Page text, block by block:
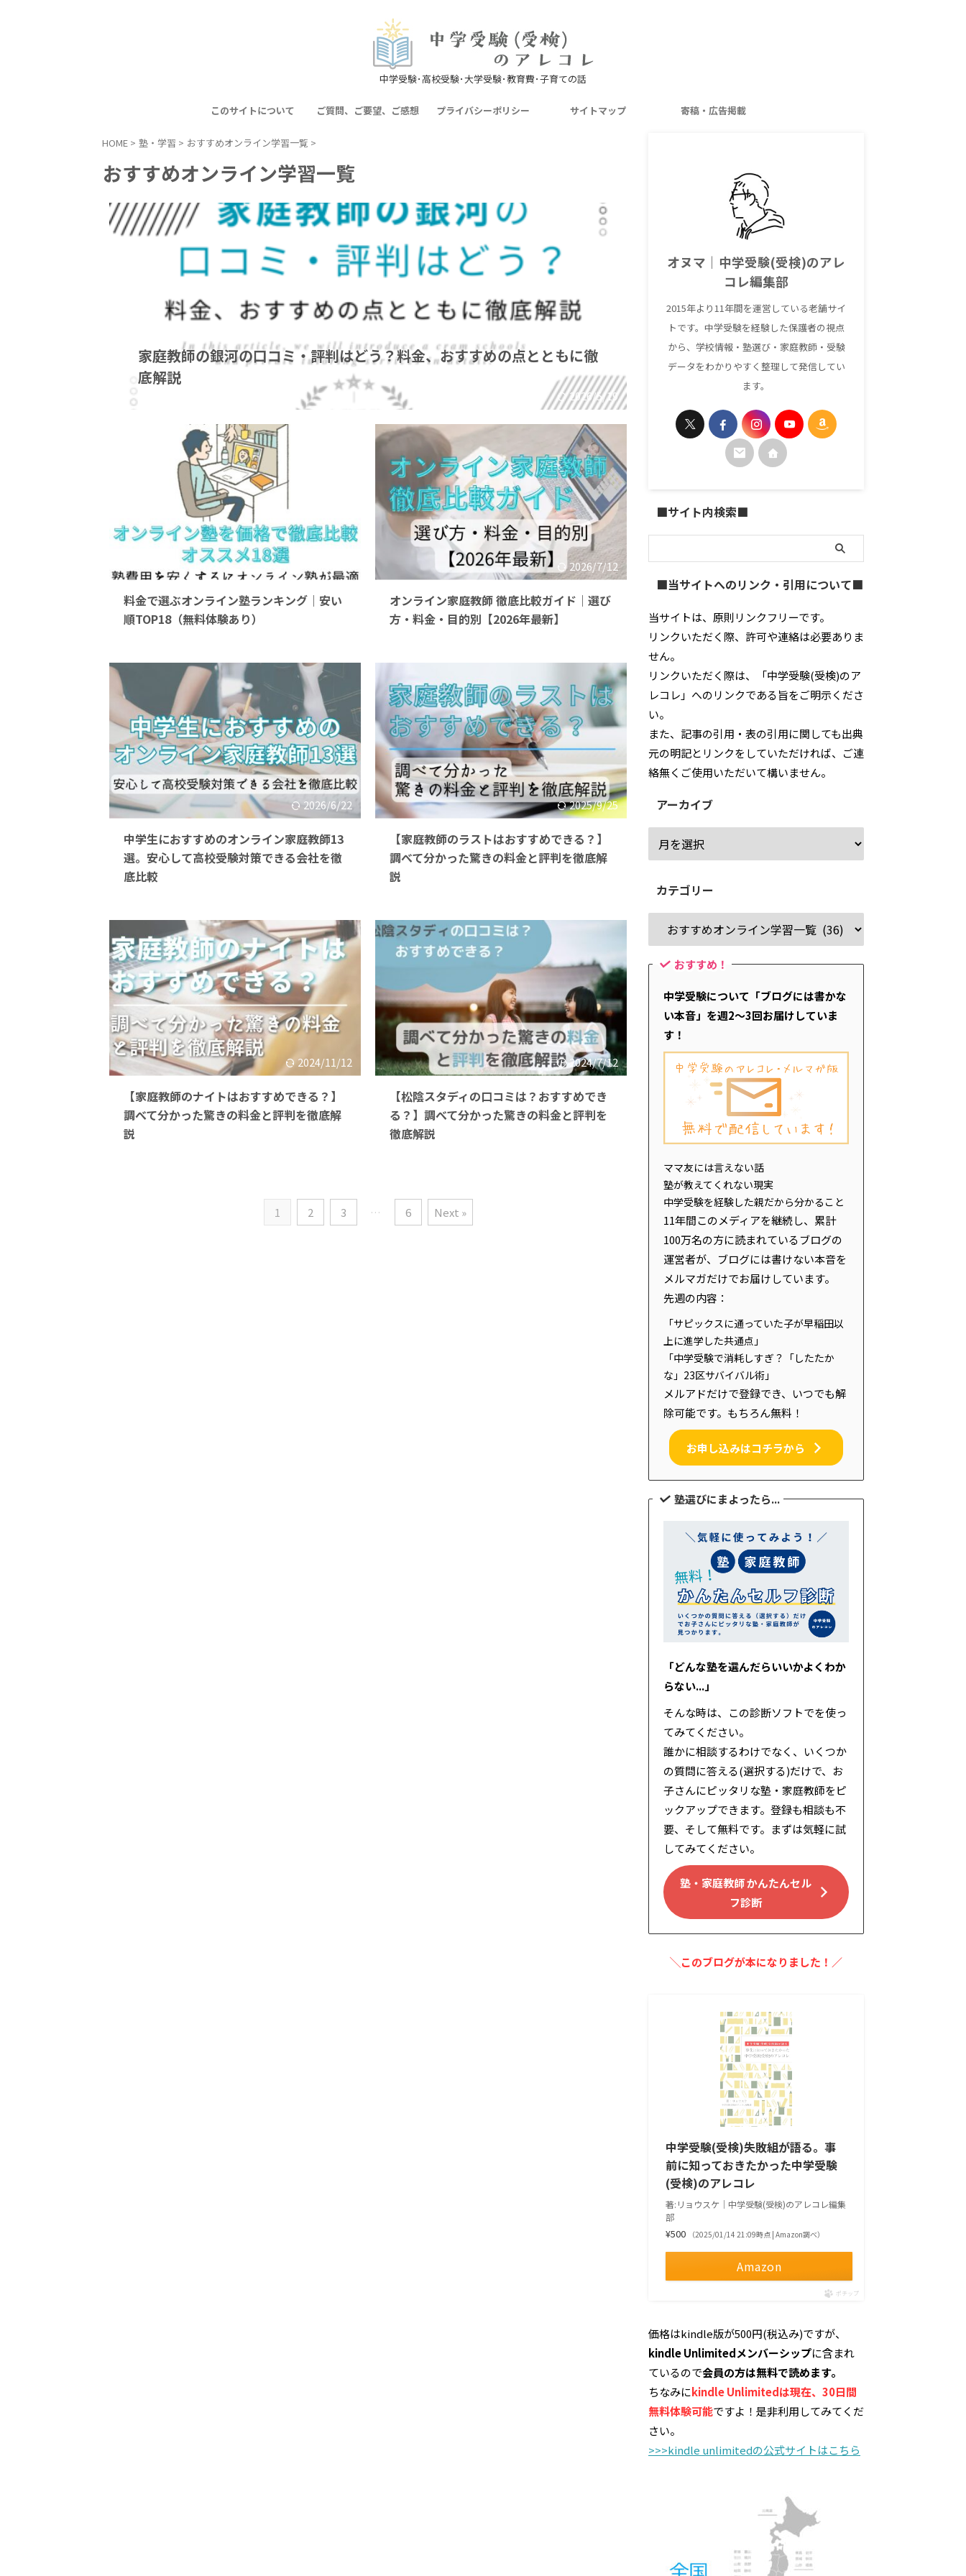
中学受験･高校受験･大学受験･教育費･子育ての話
このサイトについて ご質問、ご要望、ご感想 プライバシーポリシー サイトマップ 寄稿・広告掲載
HOME > 塾・学習 > おすすめオンライン学習一覧 >
おすすめオンライン学習一覧
2026/5/19
家庭教師の銀河の口コミ・評判はどう？料金、おすすめの点とともに徹
底解説
料金で選ぶオンライン塾ランキング｜安い
順TOP18（無料体験あり）
2026/7/12
オンライン家庭教師 徹底比較ガイド｜選び
方・料金・目的別【2026年最新】
2026/6/22
中学生におすすめのオンライン家庭教師13
選。安心して高校受験対策できる会社を徹
底比較
2025/9/25
【家庭教師のラストはおすすめできる？】
調べて分かった驚きの料金と評判を徹底解
説
2024/11/12
【家庭教師のナイトはおすすめできる？】
調べて分かった驚きの料金と評判を徹底解
説
2024/7/12
【松陰スタディの口コミは？おすすめでき
る？】調べて分かった驚きの料金と評判を
徹底解説
1 2 3 … 6 Next »
オヌマ｜中学受験(受検)のアレ
コレ編集部
2015年より11年間を運営している老舗サイ
トです。中学受験を経験した保護者の視点
から、学校情報・塾選び・家庭教師・受験
データをわかりやすく整理して発信してい
ます。
■サイト内検索■
■当サイトへのリンク・引用について■
当サイトは、原則リンクフリーです。
リンクいただく際、許可や連絡は必要ありま
せん。
リンクいただく際は、「中学受験(受検)のア
レコレ」へのリンクである旨をご明示くださ
い。
また、記事の引用・表の引用に関しても出典
元の明記とリンクをしていただければ、ご連
絡無くご使用いただいて構いません。
アーカイブ
カテゴリー
おすすめ！
中学受験について「ブログには書かな
い本音」を週2～3回お届けしていま
す！
ママ友には言えない話
塾が教えてくれない現実
中学受験を経験した親だから分かること
11年間このメディアを継続し、累計
100万名の方に読まれているブログの
運営者が、ブログには書けない本音を
メルマガだけでお届けしています。
先週の内容：
「サピックスに通っていた子が早稲田以
上に進学した共通点」
「中学受験で消耗しすぎ？「したたか
な」23区サバイバル術」
メルアドだけで登録でき、いつでも解
除可能です。もちろん無料！
お申し込みはコチラから
塾選びにまよったら...
「どんな塾を選んだらいいかよくわか
らない...」
そんな時は、この診断ソフトでを使っ
てみてください。
誰かに相談するわけでなく、いくつか
の質問に答える(選択する)だけで、お
子さんにピッタリな塾・家庭教師をピ
ックアップできます。登録も相談も不
要、そして無料です。まずは気軽に試
してみてください。
塾・家庭教師 かんたんセル
フ診断
╲このブログが本になりました！／
中学受験(受検)失敗組が語る。事
前に知っておきたかった中学受験
(受検)のアレコレ
著:リョウスケ｜中学受験(受検)のアレコレ編集
部
¥500 （2025/01/14 21:09時点 | Amazon調べ）
Amazon
ポチップ
価格はkindle版が500円(税込み)ですが、
kindle Unlimitedメンバーシップに含まれ
ているので会員の方は無料で読めます。
ちなみにkindle Unlimitedは現在、30日間
無料体験可能ですよ！是非利用してみてくだ
さい。
>>>kindle unlimitedの公式サイトはこちら